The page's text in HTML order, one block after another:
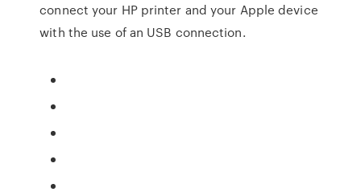
connect your HP printer and your Apple device
with the use of an USB connection.